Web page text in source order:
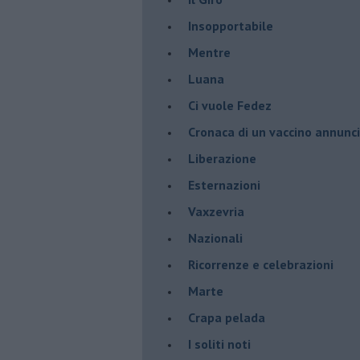
Insopportabile
​Mentre
Luana
​Ci vuole Fedez
​Cronaca di un vaccino
​Liberazione
Esternazioni
Vaxzevria
Nazionali
​Ricorrenze e celebrazioni
Marte
​Crapa pelada
​I soliti noti